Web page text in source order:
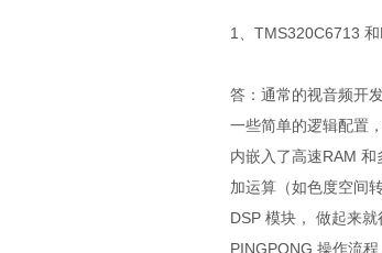
1、TMS320C6713
答：通常的视音频开
一些简单的逻辑配置
内嵌入了高速RAM
加运算（如色度空间
DSP 模块， 做起来
PINGPONG 操作流